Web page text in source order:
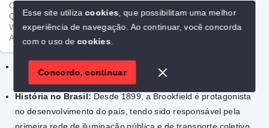
que garante solidez inabalável ao projeto:
Atuação em mais de 30 países com cerca
História no Brasil: Desde 1899, a Brookfield é protagonista
no desenvolvimento do país, tendo sido responsável pela
Ola!
Qualquer dúvida é só falar direto comigo aqui no meu
WhatsApp.
Alexandre Casas Contemporâneas
Esse site utilizacookies , que possibilitam uma melhor
experiência de navegação. Ao continuar, você concorda
com o uso decookies
Concordo, continuar